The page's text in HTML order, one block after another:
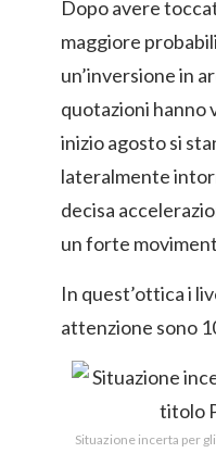
Dopo avere
maggiore
un’inversione in
quotazioni hanno
inizio agosto si
lateralmente
decisa
un forte
In quest’ottica i
attenzione sono
Situazione incerta per